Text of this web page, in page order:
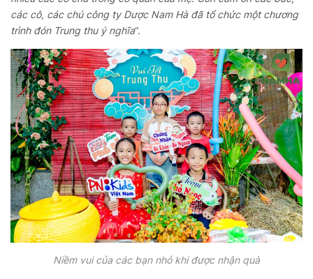
các cô, các chú công ty Dược Nam Hà đã tổ chức một chương
trình đón Trung thu ý nghĩa“.
Niềm vui của các bạn nhỏ khi được nhận quà